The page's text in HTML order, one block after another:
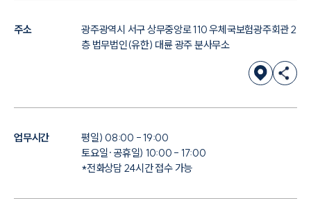
주소
광주광역시 서구 상무중앙로 110 우체국보험광주회관 2
층 법무법인(유한) 대륜 광주 분사무소
업무시간
평일) 08:00 - 19:00
토요일·공휴일) 10:00 - 17:00
*전화상담 24시간 접수 가능